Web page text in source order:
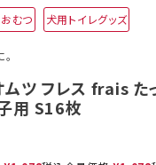
キャリーバッグ
服・ウェア
おもちゃ
首輪・ハーネス
デンタルおもちゃ
むつ 犬用トイレグッズ
ムツ フレス frais た
用 S16枚